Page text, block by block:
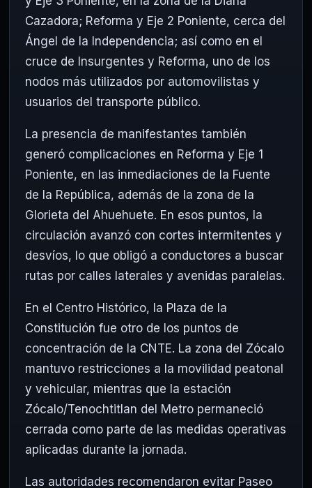
Cazadora; Reforma y Eje 2 Poniente, cerca del
Ángel de la Independencia; así como en el
cruce de Insurgentes y Reforma, uno de los
nodos más utilizados por automovilistas y
usuarios del transporte público.
La presencia de manifestantes también
generó complicaciones en Reforma y Eje 1
Poniente, en las inmediaciones de la Fuente
de la República, además de la zona de la
Glorieta del Ahuehuete. En esos puntos, la
circulación avanzó con cortes intermitentes y
desvíos, lo que obligó a conductores a buscar
rutas por calles laterales y avenidas paralelas.
En el Centro Histórico, la Plaza de la
Constitución fue otro de los puntos de
concentración de la CNTE. La zona del Zócalo
mantuvo restricciones a la movilidad peatonal
y vehicular, mientras que la estación
Zócalo/Tenochtitlan del Metro permaneció
cerrada como parte de las medidas operativas
aplicadas durante la jornada.
Las autoridades recomendaron evitar Paseo